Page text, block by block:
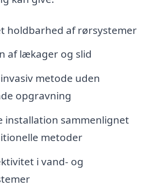
holdbarhed af rørsystemer
af lækager og slid
metode uden
opgravning
installation sammenlignet
metoder
i vand- og